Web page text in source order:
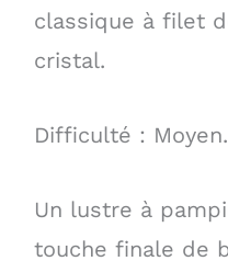
classique à filet
cristal.
Difficulté :
Un lustre à
touche finale de